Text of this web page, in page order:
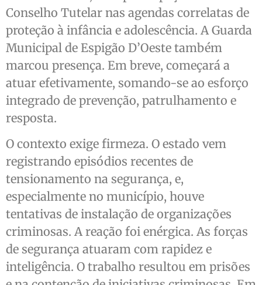
Conselho Tutelar nas agendas correlatas de
proteção à infância e adolescência. A Guarda
Municipal de Espigão D’Oeste também
marcou presença. Em breve, começará a
atuar efetivamente, somando-se ao esforço
integrado de prevenção, patrulhamento e
resposta.
O contexto exige firmeza. O estado vem
registrando episódios recentes de
tensionamento na segurança, e,
especialmente no município, houve
tentativas de instalação de organizações
criminosas. A reação foi enérgica. As forças
de segurança atuaram com rapidez e
inteligência. O trabalho resultou em prisões